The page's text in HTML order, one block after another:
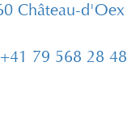
Château-d'Oex
+41 79 568 28 48